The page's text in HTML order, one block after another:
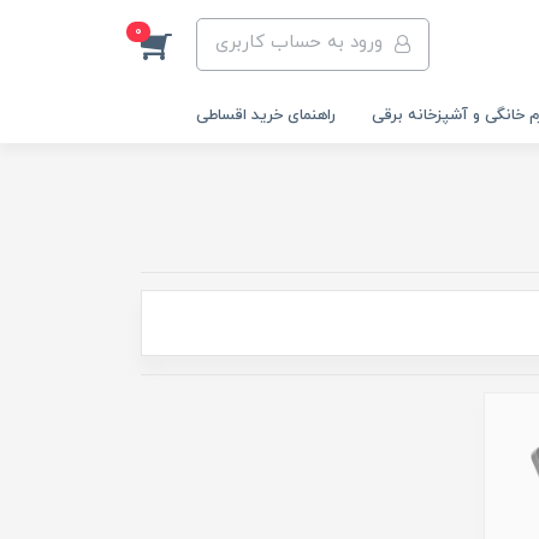
ورود به حساب کاربری 0
خانگی و آشپزخانه برقی راهنمای خرید اقساطی